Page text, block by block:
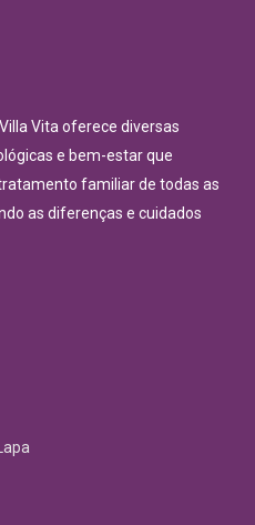
Vita oferece diversas
e bem-estar que
familiar de todas as
as diferenças e cuidados